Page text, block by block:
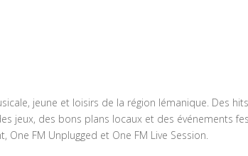
jeune et loisirs de la région lémanique. Des
jeux, des bons plans locaux et des événements
One FM Unplugged et One FM Live Session.